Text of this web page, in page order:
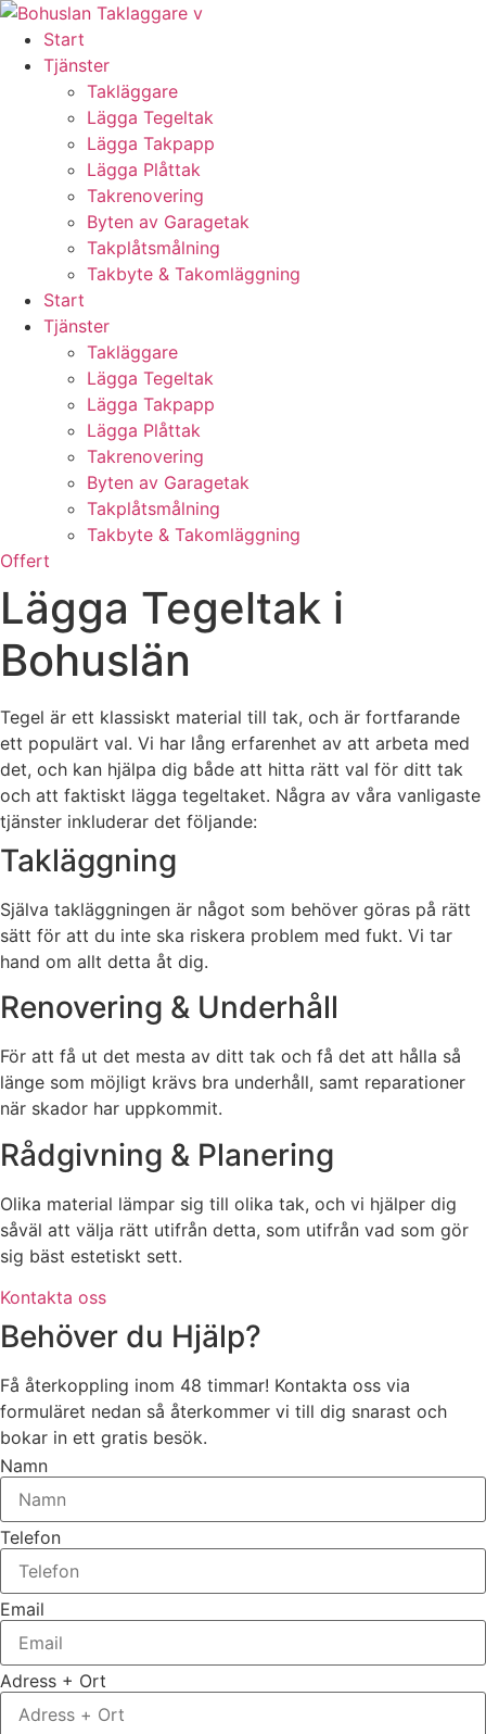
Skip
content
Start
Tjänster
Takläggare
Lägga Tegeltak
Lägga Takpapp
Lägga Plåttak
Takrenovering
Byten av Garagetak
Takplåtsmålning
Takbyte & Takomläggning
Start
Tjänster
Takläggare
Lägga Tegeltak
Lägga Takpapp
Lägga Plåttak
Takrenovering
Byten av Garagetak
Takplåtsmålning
Takbyte & Takomläggning
Offert
Lägga Tegeltak i
Bohuslän
Tegel är ett klassiskt material till tak, och är fortfarande
ett populärt val. Vi har lång erfarenhet av att arbeta med
det, och kan hjälpa dig både att hitta rätt val för ditt tak
och att faktiskt lägga tegeltaket. Några av våra vanligaste
tjänster inkluderar det följande:
Takläggning
Själva takläggningen är något som behöver göras på rätt
sätt för att du inte ska riskera problem med fukt. Vi tar
hand om allt detta åt dig.
Renovering & Underhåll
För att få ut det mesta av ditt tak och få det att hålla så
länge som möjligt krävs bra underhåll, samt reparationer
när skador har uppkommit.
Rådgivning & Planering
Olika material lämpar sig till olika tak, och vi hjälper dig
såväl att välja rätt utifrån detta, som utifrån vad som gör
sig bäst estetiskt sett.
Kontakta oss
Behöver du Hjälp?
Få återkoppling inom 48 timmar! Kontakta oss via
formuläret nedan så återkommer vi till dig snarast och
bokar in ett gratis besök.
Namn
Telefon
Email
Adress + Ort